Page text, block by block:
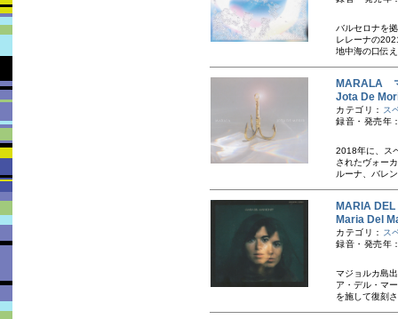
バルセロナを
レレーナの
地中海の口伝
MARALA
Jota De
カテゴリ： ス
録音・発売年
2018年に、ス
されたヴォー
ルーナ、バレ
MARIA
Maria Del
カテゴリ： ス
録音・発売年
マジョルカ島
ア・デル・マ
を施して復刻